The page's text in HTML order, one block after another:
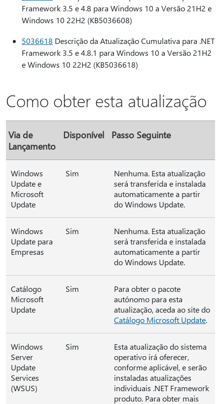
Framework 3.5 e 4.8 para Windows 10 a Versão 21H2 e
Windows 10 22H2 (KB5036608)
5036618 Descrição da Atualização Cumulativa para .NET
Framework 3.5 e 4.8.1 para Windows 10 a Versão 21H2
e Windows 10 22H2 (KB5036618)
Como obter esta atualização
Via de
Lançamento
Disponível Passo Seguinte
Windows
Update e
Microsoft
Update
Sim
Nenhuma. Esta atualização
será transferida e instalada
automaticamente a partir
do Windows Update.
Windows
Update para
Empresas
Sim
Nenhuma. Esta atualização
será transferida e instalada
automaticamente a partir
do Windows Update.
Catálogo
Microsoft
Update
Sim
Para obter o pacote
autónomo para esta
atualização, aceda ao site do
Catálogo Microsoft Update.
Windows
Server
Update
Services
(WSUS)
Sim
Esta atualização do sistema
operativo irá oferecer,
conforme aplicável, e serão
instaladas atualizações
individuais .NET Framework
produto. Para obter mais